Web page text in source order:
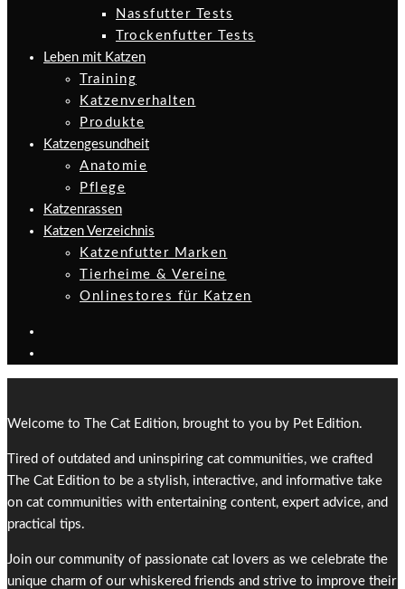
Nassfutter Tests
Trockenfutter Tests
Leben mit Katzen
Training
Katzenverhalten
Produkte
Katzengesundheit
Anatomie
Pflege
Katzenrassen
Katzen Verzeichnis
Katzenfutter Marken
Tierheime & Vereine
Onlinestores für Katzen
Welcome to The Cat Edition, brought to you by Pet Edition.
Tired of outdated and uninspiring cat communities, we crafted
The Cat Edition to be a stylish, interactive, and informative take
on cat communities with entertaining content, expert advice, and
practical tips.
Join our community of passionate cat lovers as we celebrate the
unique charm of our whiskered friends and strive to improve their